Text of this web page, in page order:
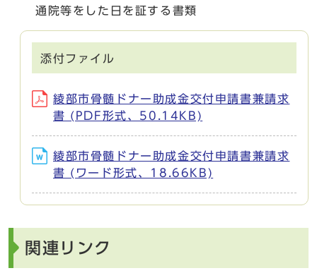
通院等をした日を証する書類
添付ファイル
綾部市骨髄ドナー助成金交付申請書兼請求
書 (PDF形式、50.14KB)
綾部市骨髄ドナー助成金交付申請書兼請求
書 (ワード形式、18.66KB)
関連リンク